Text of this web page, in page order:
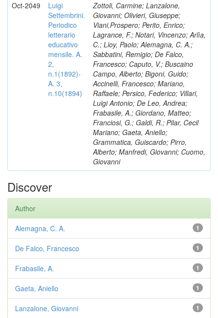
Oct-2049
Luigi
Settembrini.
Periodico
letterario
educativo
mensile. A.
2,
n.1(1892)-
A. 3,
n.10(1894)
Zottoli, Carmine; Lanzalone,
Giovanni; Olivieri, Giuseppe;
Viani,Prospero; Perito, Enrico;
Lagrance, F.; Notari, Vincenzo; Arlìa,
C.; Lioy, Paolo; Alemagna, C. A.;
Sabbatini, Remigio; De Falco,
Francesco; Caputo, V.; Buscaino
Campo, Alberto; Bigoni, Guido;
Accinelli, Francesco; Mariano,
Raffaele; Persico, Federico; Villari,
Luigi Antonio; De Leo, Andrea;
Frabasile, A.; Giordano, Matteo;
Franciosi, G.; Galdi, R.; Pilar, Cecil
Mariano; Gaeta, Aniello;
Grammatica, Guiscardo; Pirro,
Alberto; Manfredi, Giovanni; Cuomo,
Giovanni
Discover
Author
1
Alemagna, C. A.
1
De Falco, Francesco
1
Frabasile, A.
1
Gaeta, Aniello
1
Lanzalone, Giovanni